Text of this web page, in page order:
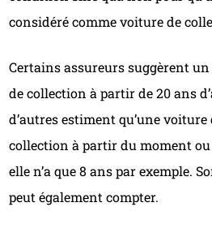
considéré comme voiture de
Certains assureurs suggèrent
de collection à partir de 20 ans
d’autres estiment qu’une
collection à partir du moment ou
elle n’a que 8 ans par exemple.
peut également compter.